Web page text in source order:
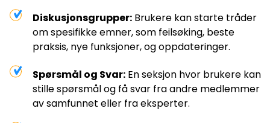
Diskusjonsgrupper: Brukere kan starte tråder
om spesifikke emner, som feilsøking, beste
praksis, nye funksjoner, og oppdateringer.
Spørsmål og Svar: En seksjon hvor brukere kan
stille spørsmål og få svar fra andre medlemmer
av samfunnet eller fra eksperter.